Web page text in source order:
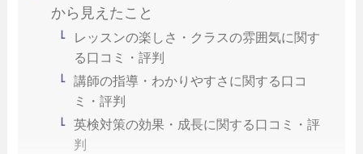
から見えたこと
レッスンの楽しさ・クラスの雰囲気に関す
る口コミ・評判
講師の指導・わかりやすさに関する口コ
ミ・評判
英検対策の効果・成長に関する口コミ・評
判